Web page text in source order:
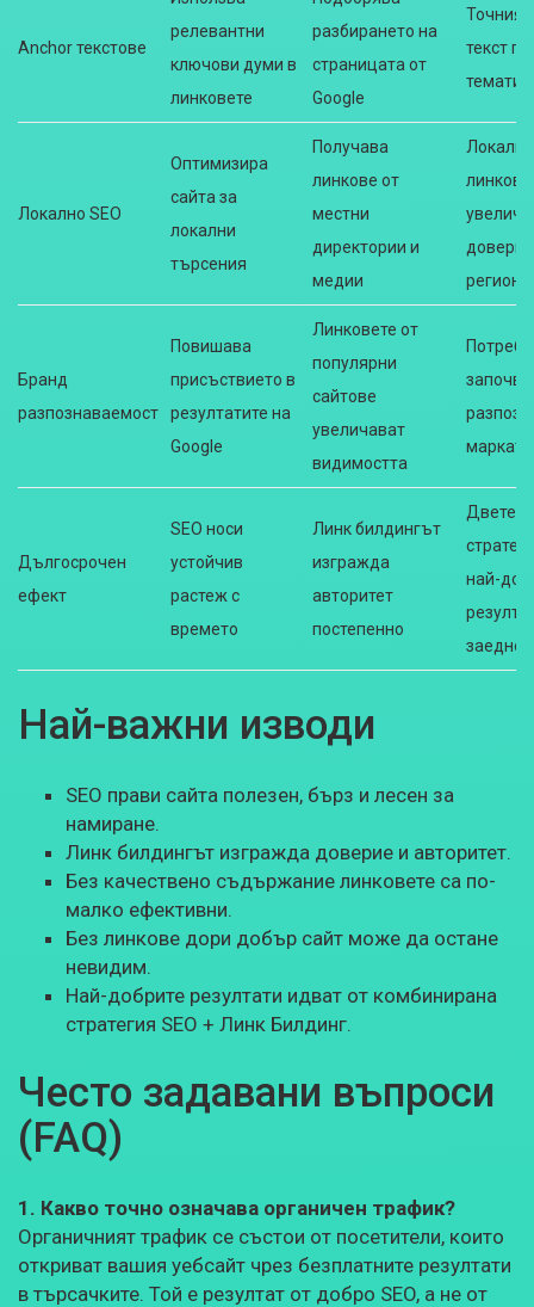
Anchor текстове
релевантни
ключови думи в
линковете
разбирането на
страницата от
Google
текст
Локално SEO
Оптимизира
сайта за
локални
търсения
Получава
линкове от
местни
директории и
медии
линкове
региона
Бранд
разпознаваемост
Повишава
присъствието в
резултатите на
Google
Линковете от
популярни
сайтове
увеличават
видимостта
марката
Дългосрочен
ефект
SEO носи
устойчив
растеж с
времето
Линк билдингът
изгражда
авторитет
постепенно
Двете
най-
заедно
Най-важни изводи
SEO прави сайта полезен, бърз и лесен за
намиране.
Линк билдингът изгражда доверие и авторитет.
Без качествено съдържание линковете са по-
малко ефективни.
Без линкове дори добър сайт може да остане
невидим.
Най-добрите резултати идват от комбинирана
стратегия SEO + Линк Билдинг.
Често задавани въпроси
(FAQ)
1. Какво точно означава органичен трафик?
Органичният трафик се състои от посетители, които
откриват вашия уебсайт чрез безплатните резултати
в търсачките. Той е резултат от добро SEO, а не от